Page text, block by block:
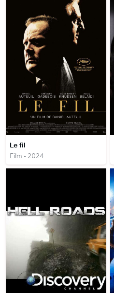
Le fil
Film • 2024